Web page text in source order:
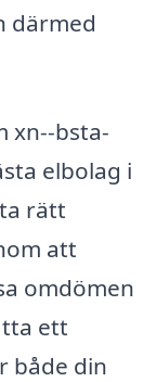
därmed
xn--bsta-
elbolag i
rätt
att
omdömen
ett
både din